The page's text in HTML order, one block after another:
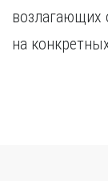
возлагающих
на